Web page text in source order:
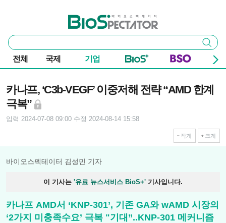
바이오스펙테이터
통
합
검
색
검색
전체 국제 기업
카나프, ‘C3b-VEGF’ 이중저해 전략 “AMD 한계
극복”
입력 2024-07-08 09:00 수정 2024-08-14 15:58
작게 크게
바이오스펙테이터 김성민 기자
이 기사는 '유료 뉴스서비스 BioS+' 기사입니다.
카나프 AMD서 ‘KNP-301’, 기존 GA와 wAMD 시장의
‘2가지 미충족수요’ 극복 "기대”..KNP-301 메커니즘